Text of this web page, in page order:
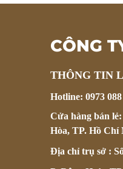
CÔNG
THÔNG TIN
Hotline: 0973
Cửa hàng bán
Hòa, TP. Hồ Chí
Địa chỉ trụ sở :